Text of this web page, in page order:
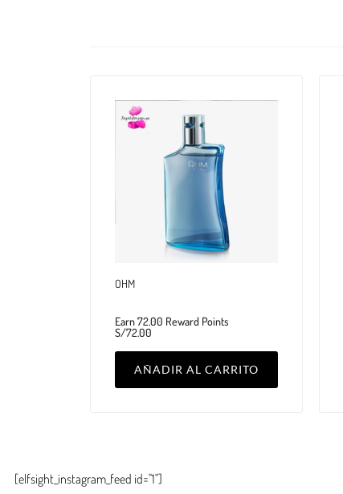
OHM
Earn 72.00 Reward Points
S/72.00
AÑADIR AL CARRITO
[elfsight_instagram_feed id="1"]